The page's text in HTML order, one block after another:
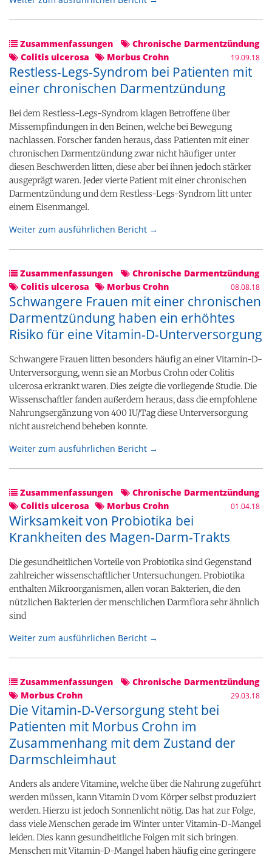
Zusammenfassungen
Chronische Darmentzündung
Colitis ulcerosa
Morbus Crohn 19.09.18
Restless-Legs-Syndrom bei Patienten mit
einer chronischen Darmentzündung
Bei dem Restless-Legs-Syndrom klagen Betroffene über
Missempfindungen in den Beinen, welche bei Bewegung
nachlassen. Forscher fanden heraus, dass Patienten mit einer
chronischen Darmentzündung zwar nicht häufiger unter
diesen Beschwerden litten, diese aber bei ihnen jedoch stärker
ausgeprägt waren. Jeder vierte Patient mit einer chronischen
Darmentzündung und dem Restless-Legs-Syndrom litt unter
einem Eisenmangel.
Weiter zum ausführlichen Bericht →
Zusammenfassungen
Chronische Darmentzündung
Colitis ulcerosa
Morbus Crohn 08.08.18
Schwangere Frauen mit einer chronischen
Darmentzündung haben ein erhöhtes
Risiko für eine Vitamin-D-Unterversorgung
Schwangere Frauen litten besonders häufig an einer Vitamin-D-
Unterversorgung, wenn sie an Morbus Crohn oder Colitis
ulcerosa erkrankt waren. Dies zeigte die vorliegende Studie. Die
Wissenschaftler fanden außerdem heraus, dass die empfohlene
Nahrungsergänzung von 400 IU/Tag diese Unterversorgung
nicht ausreichend beheben konnte.
Weiter zum ausführlichen Bericht →
Zusammenfassungen
Chronische Darmentzündung
Colitis ulcerosa
Morbus Crohn 01.04.18
Wirksamkeit von Probiotika bei
Krankheiten des Magen-Darm-Trakts
Die gesundheitlichen Vorteile von Probiotika sind Gegenstand
zahlreicher wissenschaftlicher Untersuchungen. Probiotika
enthalten Mikroorganismen, allen voran Bakterien, die den
nützlichen Bakterien der menschlichen Darmflora sehr ähnlich
sind
Weiter zum ausführlichen Bericht →
Zusammenfassungen
Chronische Darmentzündung
Morbus Crohn
29.03.18
Die Vitamin-D-Versorgung steht bei
Patienten mit Morbus Crohn im
Zusammenhang mit dem Zustand der
Darmschleimhaut
Anders als andere Vitamine, welche über die Nahrung zugeführt
werden müssen, kann Vitamin D vom Körper selbst produziert
werden. Hierzu ist jedoch Sonnenlicht nötig. Das hat zur Folge,
dass viele Menschen gerade im Winter unter Vitamin-D-Mangel
leiden. Dies kann gesundheitliche Folgen mit sich bringen.
Menschen mit Vitamin-D-Mangel haben häufig eine geringere